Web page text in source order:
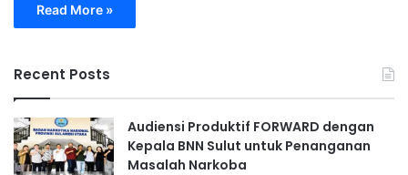
Read More »
Recent Posts
Audiensi Produktif FORWARD dengan
Kepala BNN Sulut untuk Penanganan
Masalah Narkoba